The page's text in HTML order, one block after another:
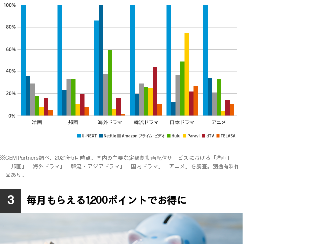
※GEM Partners調べ、2021年5月時点。国内の主要な定額制動画配信サービスにおける「洋画」
「邦画」「海外ドラマ」「韓流・アジアドラマ」「国内ドラマ」「アニメ」を調査。別途有料作
品あり。
3 毎月もらえる1,200ポイントでお得に